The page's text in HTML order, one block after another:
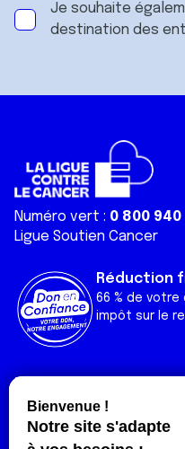
Je souhaite
destination des
Numéro vert : 0 800 940
Ligue Soutien Cancer
Réduction
66 % de
impôt sur le
Liens utiles
Nos actualités
Nos publications